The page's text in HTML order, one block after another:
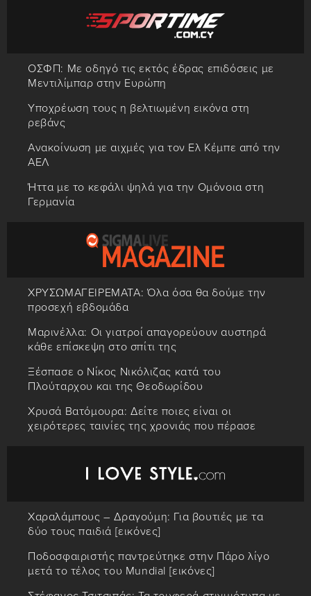
ΟΣΦΠ: Με οδηγό τις εκτός έδρας επιδόσεις με
Μεντιλίμπαρ στην Ευρώπη
Υποχρέωση τους η βελτιωμένη εικόνα στη
ρεβάνς
Ανακοίνωση με αιχμές για τον Ελ Κέμπε από την
ΑΕΛ
Ήττα με το κεφάλι ψηλά για την Ομόνοια στη
Γερμανία
ΧΡΥΣΩΜΑΓΕΙΡΕΜΑΤΑ: Όλα όσα θα δούμε την
προσεχή εβδομάδα
Μαρινέλλα: Οι γιατροί απαγορεύουν αυστηρά
κάθε επίσκεψη στο σπίτι της
Ξέσπασε ο Νίκος Νικόλιζας κατά του
Πλούταρχου και της Θεοδωρίδου
Χρυσά Βατόμουρα: Δείτε ποιες είναι οι
χειρότερες ταινίες της χρονιάς που πέρασε
Χαραλάμπους – Δραγούμη: Για βουτιές με τα
δύο τους παιδιά [εικόνες]
Ποδοσφαιριστής παντρεύτηκε στην Πάρο λίγο
μετά το τέλος του Mundial [εικόνες]